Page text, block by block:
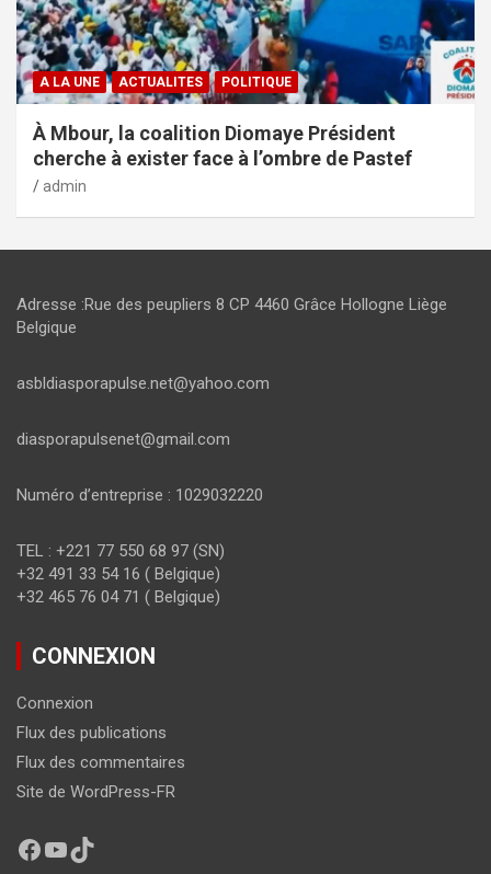
A LA UNE ACTUALITES POLITIQUE
À Mbour, la coalition Diomaye Président
cherche à exister face à l’ombre de Pastef
admin
Adresse :Rue des peupliers 8 CP 4460 Grâce Hollogne Liège
Belgique
asbldiasporapulse.net@yahoo.com
diasporapulsenet@gmail.com
Numéro d’entreprise : 1029032220
TEL : +221 77 550 68 97 (SN)
+32 491 33 54 16 ( Belgique)
+32 465 76 04 71 ( Belgique)
CONNEXION
Connexion
Flux des publications
Flux des commentaires
Site de WordPress-FR